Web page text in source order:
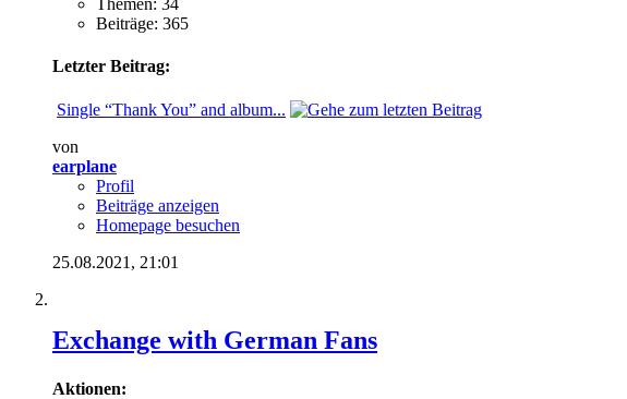
Themen: 34
Beiträge: 365
Letzter Beitrag:
Single “Thank You” and album...
von
earplane
Profil
Beiträge anzeigen
Homepage besuchen
25.08.2021, 21:01
Exchange with German Fans
Aktionen: